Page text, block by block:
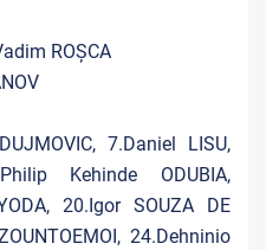
ROȘCA
7.Daniel LISU,
Kehinde ODUBIA,
20.Igor SOUZA DE
24.Dehninio